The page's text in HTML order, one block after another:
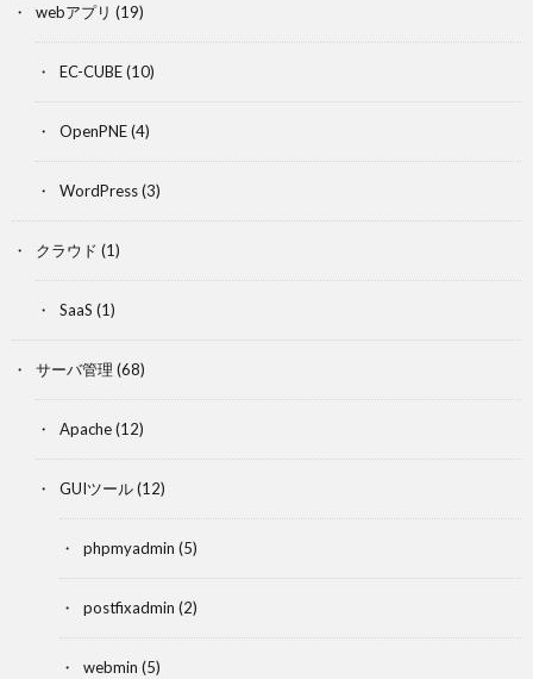
webアプリ (19)
EC-CUBE(10)
OpenPNE(4)
WordPress(3)
クラウド (1)
SaaS (1)
サーバ管理 (68)
Apache(12)
GUIツール(12)
phpmyadmin (5)
postfixadmin (2)
webmin (5)